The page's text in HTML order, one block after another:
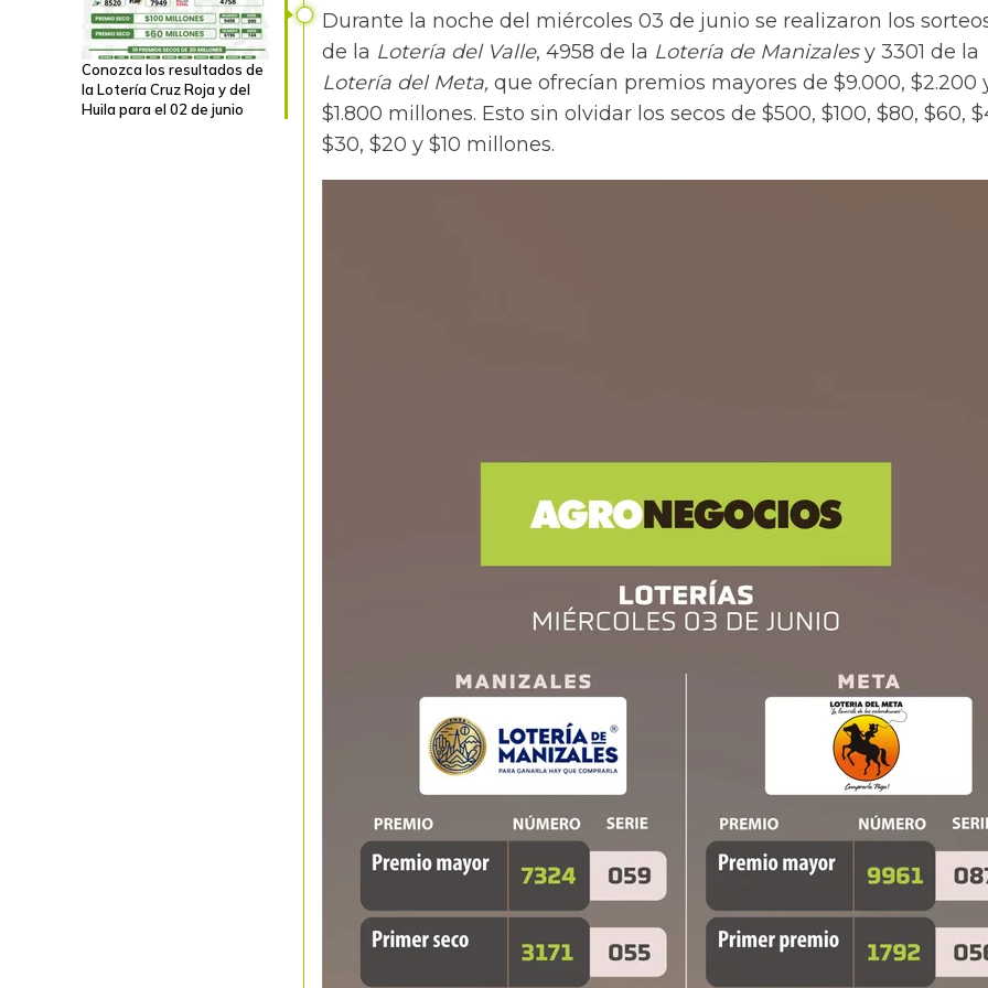
Conozca los resultados de
la Lotería Cruz Roja y del
Huila para el 02 de junio
Durante la noche del miércoles 03 de junio se realizaron los
de la Lotería del Valle, 4958 de la Lotería de Manizalesy 3301 de la
Lotería del Meta, que ofrecían premios mayores de $9.000, $2.200
$1.800 millones. Esto sin olvidar los secos de $500, $100, $80, $60,
$30, $20 y $10 millones.